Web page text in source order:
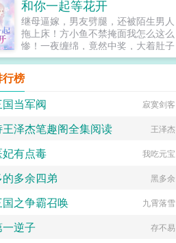
连佩恩的地爆天星都能轻松捏碎！灭
霸我就是死在这，从飞船上跳下去，
也不可能去求韩禹给我打造武器！韩
老板，能不能给我打造一只手套，能
控制无限宝石的那种...
和你一起等花开
继母逼嫁，男友劈腿，还被陌生男人
拖上床！方小鱼不禁掩面我怎么这么
惨！一夜缠绵，竟然中奖，大着肚子
的她又被赶出家门，方小鱼长叹原来
没有最惨，只有更惨！谁知时来运
转，带着包子的方小鱼竟被传说中的
高冷总裁捡回家。从此，上班有人
送，下班有人接，包子还有人带，只
总裁大人又一次扑倒的方小鱼不由大
榜
当军阀
寂寞剑客
泽杰笔趣阁全集阅读 王泽杰
有点毒 我吃元宝
多余四弟 黑多余
之争霸召唤 九霄落雪
逆子 存不易